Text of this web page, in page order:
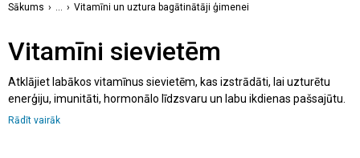
Sākums Vitamīni un uztura bagātinātāji ģimenei
Vitamīni sievietēm
Atklājiet labākos vitamīnus sievietēm, kas izstrādāti, lai uzturētu
enerģiju, imunitāti, hormonālo līdzsvaru un labu ikdienas pašsajūtu.
Šeit atradīsiet gan ikdienai paredzētus multivitamīnus sievietēm,
Rādīt vairāk